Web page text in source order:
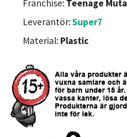
Franchise: Teenage
Leverantör:Super7
Material: Plastic